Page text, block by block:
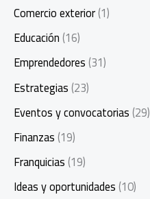
Comercio exterior(1)
Educación(16)
Emprendedores(31)
Estrategias(23)
Eventos y convocatorias(29)
Finanzas(19)
Franquicias(19)
Ideas y oportunidades(10)